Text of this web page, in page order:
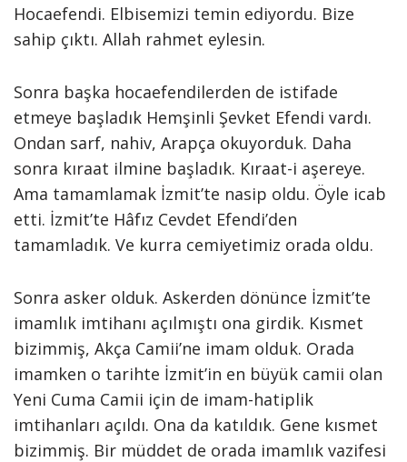
Hocaefendi. Elbisemizi temin ediyordu. Bize
sahip çıktı. Allah rahmet eylesin.
Sonra başka hocaefendilerden de istifade
etmeye başladık Hemşinli Şevket Efendi vardı.
Ondan sarf, nahiv, Arapça okuyorduk. Daha
sonra kıraat ilmine başladık. Kıraat-i aşereye.
Ama tamamlamak İzmit’te nasip oldu. Öyle icab
etti. İzmit’te Hâfız Cevdet Efendi’den
tamamladık. Ve kurra cemiyetimiz orada oldu.
Sonra asker olduk. Askerden dönünce İzmit’te
imamlık imtihanı açılmıştı ona girdik. Kısmet
bizimmiş, Akça Camii’ne imam olduk. Orada
imamken o tarihte İzmit’in en büyük camii olan
Yeni Cuma Camii için de imam-hatiplik
imtihanları açıldı. Ona da katıldık. Gene kısmet
bizimmiş. Bir müddet de orada imamlık vazifesi